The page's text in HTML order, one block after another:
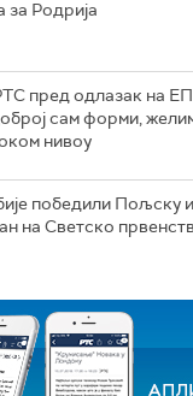
за Родрија
пред одлазак на
сам форми,
нивоу
победили Пољску и
на Светско